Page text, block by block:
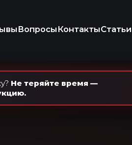
Не теряйте время —